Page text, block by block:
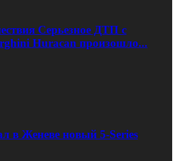
Серьезное ДТП с
Huracan произошло...
в Женеве новый 5-Series